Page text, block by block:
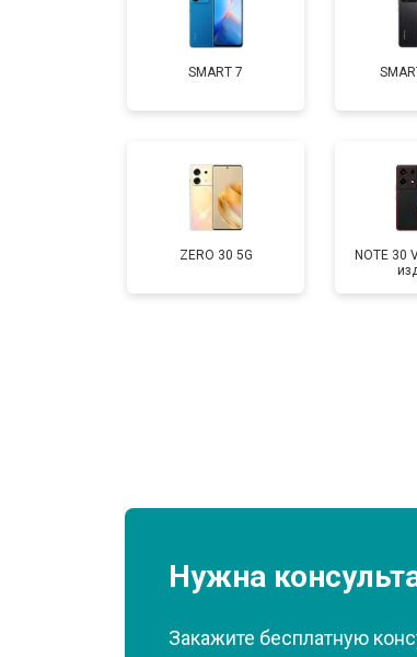
Ремонт цепи питания
SMART 7
ZERO 30 5G
NOTE 30
Нужна
Закажите бесплатную